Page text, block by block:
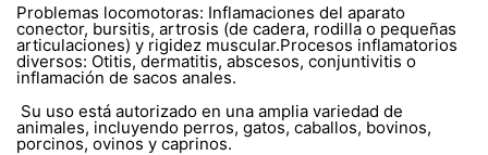
Problemas locomotoras: Inflamaciones del aparato
conector, bursitis, artrosis (de cadera, rodilla o pequeñas
articulaciones) y rigidez muscular.Procesos inflamatorios
diversos: Otitis, dermatitis, abscesos, conjuntivitis o
inflamación de sacos anales.
Su uso está autorizado en una amplia variedad de
animales, incluyendo perros, gatos, caballos, bovinos,
porcinos, ovinos y caprinos.